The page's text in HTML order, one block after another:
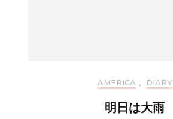
AMERICA , DIARY
明日は大雨